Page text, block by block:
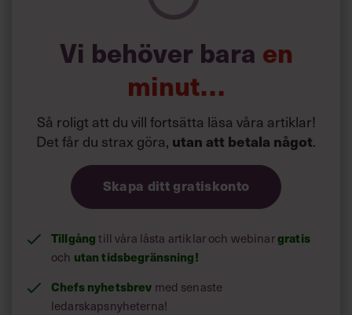
Vi behöver bara en
minut…
Så roligt att du vill fortsätta läsa våra artiklar!
Det får du strax göra, utan att betala något.
Skapa ditt gratiskonto
Tillgång till våra låsta artiklar och webinargratis
och utan tidsbegränsning!
Chefs nyhetsbrev med senaste
ledarskapsnyheterna!